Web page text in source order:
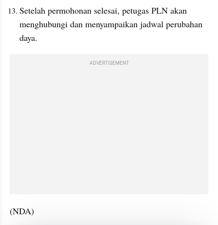
Setelah permohonan selesai, petugas PLN akan
menghubungi dan menyampaikan jadwal perubahan
daya.
ADVERTISEMENT
(NDA)